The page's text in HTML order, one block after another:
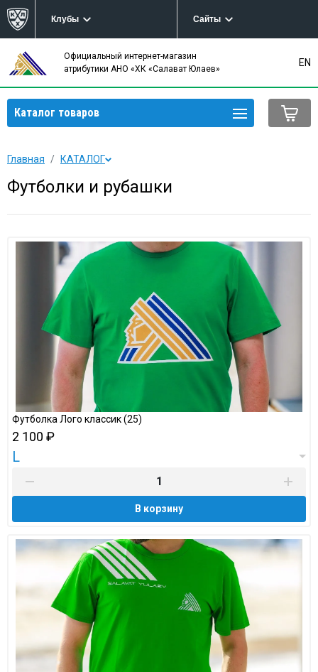
Клубы Сайты
Официальный интернет-магазин
атрибутики АНО «ХК «Салават Юлаев»
EN
Каталог товаров
Главная КАТАЛОГ
Футболки и рубашки
Футболка Лого классик (25)
2 100 ₽
L
В корзину